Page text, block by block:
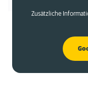
Zusätzliche